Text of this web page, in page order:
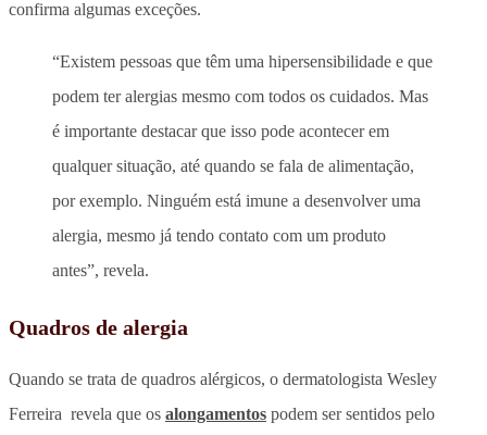
confirma algumas exceções.
“Existem pessoas que têm uma hipersensibilidade e que
podem ter alergias mesmo com todos os cuidados. Mas
é importante destacar que isso pode acontecer em
qualquer situação, até quando se fala de alimentação,
por exemplo. Ninguém está imune a desenvolver uma
alergia, mesmo já tendo contato com um produto
antes”, revela.
Quadros de alergia
Quando se trata de quadros alérgicos, o dermatologista Wesley
Ferreira revela que os alongamentos podem ser sentidos pelo